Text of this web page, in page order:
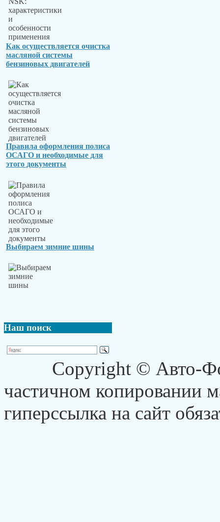
Как осуществляется очистка
масляной системы
бензиновых двигателей
Правила оформления полиса
ОСАГО и необходимые для
этого документы
Выбираем зимние шины
Наш поиск
Copyright © Авто-
частичном копировании
гиперссылка на сайт